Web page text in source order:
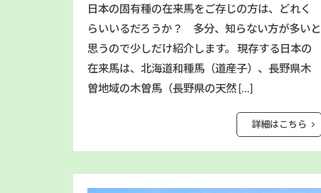
日本の固有種の在来馬をご存じの方は、どれく
らいいるだろうか？ 多分、知らない方が多いと
思うので少しだけ紹介します。 現存する日本の
在来馬は、北海道和種馬（道産子）、長野県木
曽地域の木曽馬（長野県の天然 […]
詳細はこちら